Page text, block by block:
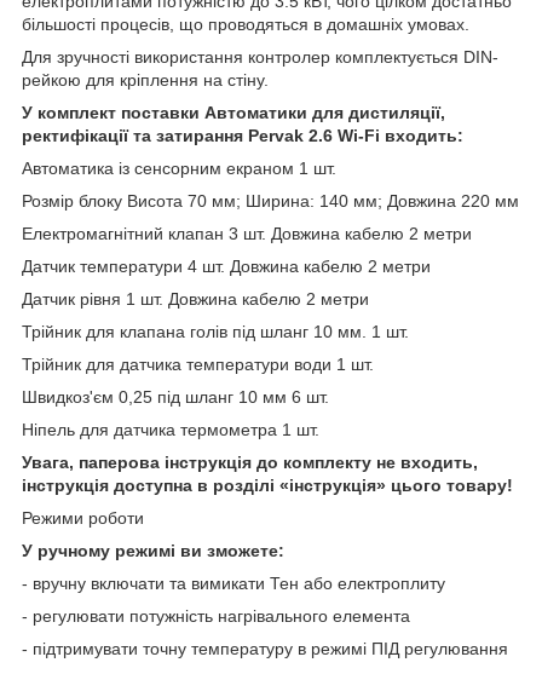
більшості процесів, що проводяться в домашніх умовах.
Для зручності використання контролер комплектується DIN-
рейкою для кріплення на стіну.
У комплект поставки Автоматики для дистиляції,
ректифікації та затирання Pervak 2.6 Wi-Fi входить:
Автоматика із сенсорним екраном 1 шт.
Розмір блоку Висота 70 мм; Ширина: 140 мм; Довжина 220 мм
Електромагнітний клапан 3 шт. Довжина кабелю 2 метри
Датчик температури 4 шт. Довжина кабелю 2 метри
Датчик рівня 1 шт. Довжина кабелю 2 метри
Трійник для клапана голів під шланг 10 мм. 1 шт.
Трійник для датчика температури води 1 шт.
Швидкоз'єм 0,25 під шланг 10 мм 6 шт.
Ніпель для датчика термометра 1 шт.
Увага, паперова інструкція до комплекту не входить,
інструкція доступна в розділі «інструкція» цього товару!
Режими роботи
У ручному режимі ви зможете:
- вручну включати та вимикати Тен або електроплиту
- регулювати потужність нагрівального елемента
- підтримувати точну температуру в режимі ПІД регулювання